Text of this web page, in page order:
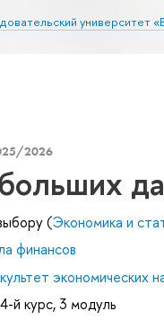
университет
2026
(Экономика и
финансов
экономических
4-й курс, 3 модуль